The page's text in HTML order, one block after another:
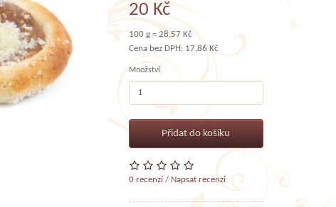
20 Kč
100 g = 28,57 Kč
Cena bez DPH: 17,86 Kč
Množství
Přidat do košíku
0 recenzí/ Napsat recenzi